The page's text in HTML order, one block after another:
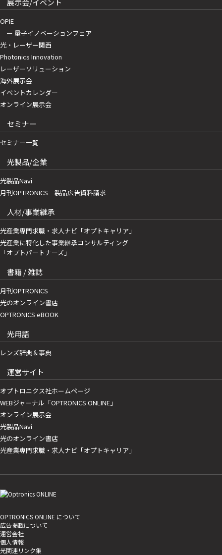
展示会/イベント
OPIE
ー 量子イノベーションフェア
光・レーザー関西
Photonics Innovation
レーザーソリューション
海外展示会
イベントカレンダー
オンライン展示会
セミナー
セミナー一覧
光製品/企業
光製品Navi
月刊OPTRONICS 製品広告資料請求
人材/事業継承
光産業専門求職・求人ナビ「オプトキャリア」
光産業に特化した事業継承コンサルティング
「オプトパートナーズ」
書籍 / 雑誌
月刊OPTRONICS
光のオンライン書店
OPTRONICS eBOOK
光用語
レンズ辞典＆事典
運営サイト
オプトロニクス社ホームページ
WEBジャーナル「OPTRONICS ONLINE」
オンライン展示会
光製品Navi
光のオンライン書店
光産業専門求職・求人ナビ「オプトキャリア」
OPTRONICS ONLINE について
広告掲載について
運営会社
個人情報
光関連リンク集